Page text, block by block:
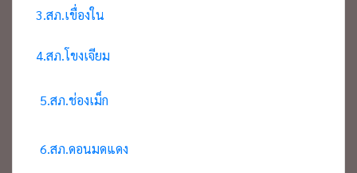
3.สภ.เขื่องใน
4.สภ.โขงเจียม
5.สภ.ช่องเม็ก
6.สภ.ดอนมดแดง